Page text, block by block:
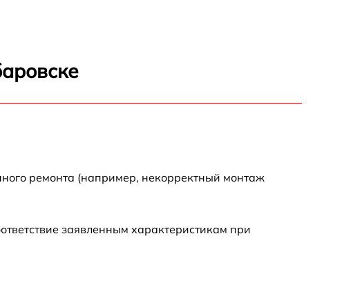
ремонта (например, некорректный монтаж
заявленным характеристикам при